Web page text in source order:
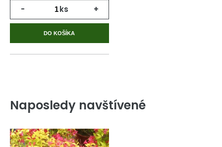
- ks +
DO KOŠÍKA
Naposledy navštívené